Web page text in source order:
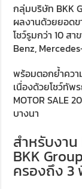
กลุ่มบริษัท BKK
ผลงานด้วยยอดข
โชว์รูมกว่า 10 ส
Benz,
พร้อมตอกย้ำคว
เนื่องด้วยโชว์ทัพ
MOTOR SALE
บางนา
สำหรับงาน
BKK
ครองถึง 3